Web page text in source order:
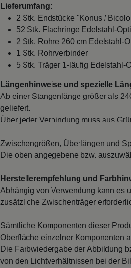
Lieferumfang:
2 Stk. Endstücke "Konus /
52 Stk. Flachringe Edelstahl-
2 Stk. Rohre 260 cm Edelstahl-
1 Stk. Rohrverbinder
5 Stk. Träger 1-läufig Edelstahl-
Längenhinweise und spezielle
Ab einer Stangenlänge größer als
geliefert.
Über jeder Verbindung muss aus
Zwischengrößen, Überlängen und
Die oben angegebene bzw.
Herstellerempfehlung und
Abhängig von Verwendung kann es
zusätzliche Zwischenträger
Sämtliche Komponenten dieser
Oberfläche einzelner Komponenten
Die Farbwiedergabe der Abbildung
von den Lichtverhältnissen bei der